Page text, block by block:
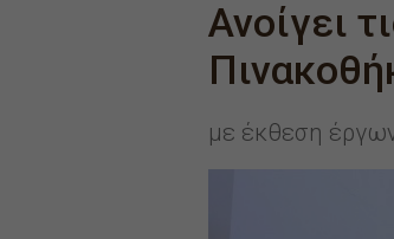
Ανοίγει
με έκθεση